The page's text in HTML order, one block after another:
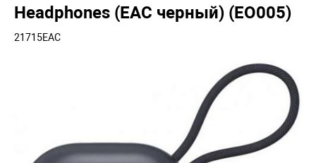
Headphones (EAC черный) (EO005)
21715EAC